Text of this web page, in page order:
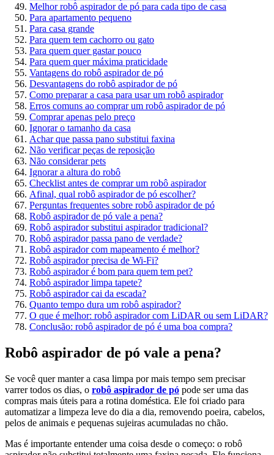
Melhor robô aspirador de pó para cada tipo de casa
Para apartamento pequeno
Para casa grande
Para quem tem cachorro ou gato
Para quem quer gastar pouco
Para quem quer máxima praticidade
Vantagens do robô aspirador de pó
Desvantagens do robô aspirador de pó
Como preparar a casa para usar um robô aspirador
Erros comuns ao comprar um robô aspirador de pó
Comprar apenas pelo preço
Ignorar o tamanho da casa
Achar que passa pano substitui faxina
Não verificar peças de reposição
Não considerar pets
Ignorar a altura do robô
Checklist antes de comprar um robô aspirador
Afinal, qual robô aspirador de pó escolher?
Perguntas frequentes sobre robô aspirador de pó
Robô aspirador de pó vale a pena?
Robô aspirador substitui aspirador tradicional?
Robô aspirador passa pano de verdade?
Robô aspirador com mapeamento é melhor?
Robô aspirador precisa de Wi-Fi?
Robô aspirador é bom para quem tem pet?
Robô aspirador limpa tapete?
Robô aspirador cai da escada?
Quanto tempo dura um robô aspirador?
O que é melhor: robô aspirador com LiDAR ou sem LiDAR?
Conclusão: robô aspirador de pó é uma boa compra?
Robô aspirador de pó vale a pena?
Se você quer manter a casa limpa por mais tempo sem precisar
varrer todos os dias, o robô aspirador de pó pode ser uma das
compras mais úteis para a rotina doméstica. Ele foi criado para
automatizar a limpeza leve do dia a dia, removendo poeira, cabelos,
pelos de animais e pequenas sujeiras acumuladas no chão.
Mas é importante entender uma coisa desde o começo: o robô